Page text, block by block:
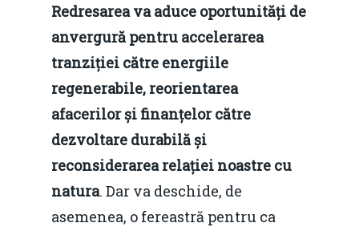
Redresarea va aduce oportunități de
anvergură pentru accelerarea
tranziției către energiile
regenerabile, reorientarea
afacerilor și finanțelor către
dezvoltare durabilă și
reconsiderarea relației noastre cu
natura. Dar va deschide, de
asemenea, o fereastră pentru ca